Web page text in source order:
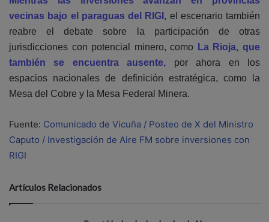
vecinas bajo el paraguas del RIGI , el escenario también
reabre el debate sobre la participación de otras
jurisdicciones con potencial minero, como La Rioja, que
también se encuentra ausente, por ahora en los
espacios nacionales de definición estratégica, como la
Mesa del Cobre y la Mesa Federal Minera.
Fuente: Comunicado de Vicuña / Posteo de X del Ministro
Caputo / Investigación de Aire FM sobre inversiones con
RIGI
Artículos Relacionados